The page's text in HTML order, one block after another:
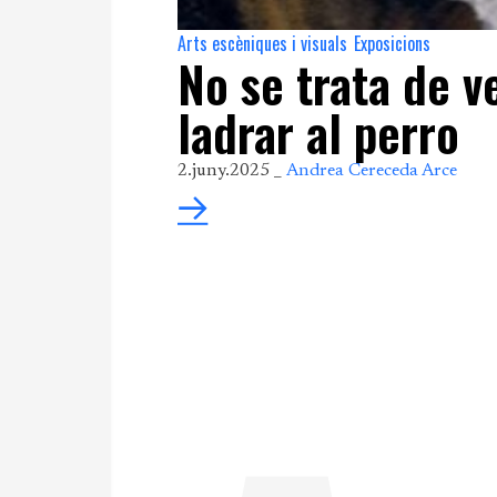
Arts escèniques i visuals Exposicions
No se trata de
ladrar al perro
2.juny.2025 _ Andrea Cereceda Arce